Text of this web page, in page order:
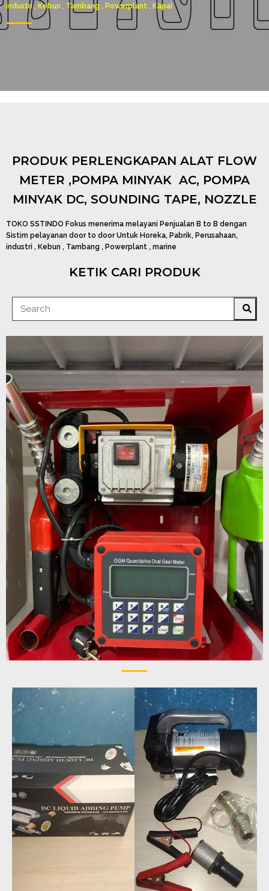
industri , Kebun , Tambang , Powerplant , Kapal
PRODUK PERLENGKAPAN ALAT FLOW
METER ,POMPA MINYAK AC, POMPA
MINYAK DC, SOUNDING TAPE, NOZZLE
TOKO SSTINDO Fokus menerima melayani Penjualan B to B dengan
Sistim pelayanan door to door Untuk Horeka, Pabrik, Perusahaan,
industri , Kebun , Tambang , Powerplant , marine
KETIK CARI PRODUK